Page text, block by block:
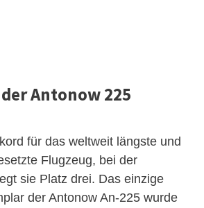
Antonow 225
für das weltweit längste und
Flugzeug, bei der
sie Platz drei. Das einzige
der Antonow An-225 wurde